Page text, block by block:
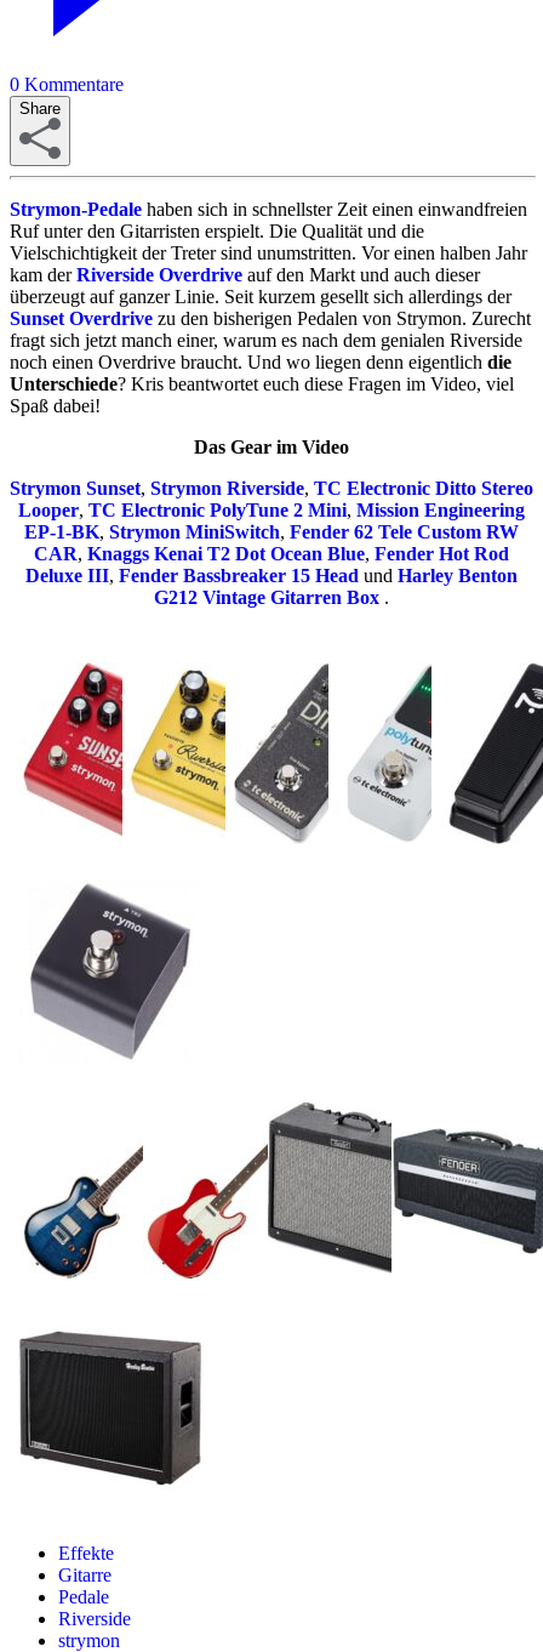
0 Kommentare
Share
Strymon-Pedale haben sich in schnellster Zeit einen einwandfreien
Ruf unter den Gitarristen erspielt. Die Qualität und die
Vielschichtigkeit der Treter sind unumstritten. Vor einen halben Jahr
kam derRiverside Overdrive auf den Markt und auch dieser
überzeugt auf ganzer Linie. Seit kurzem gesellt sich allerdings der
Sunset Overdrive zu den bisherigen Pedalen von Strymon. Zurecht
fragt sich jetzt manch einer, warum es nach dem genialen Riverside
noch einen Overdrive braucht. Und wo liegen denn eigentlich die
Unterschiede? Kris beantwortet euch diese Fragen im Video, viel
Spaß dabei!
Das Gear im Video
Strymon Sunset, Strymon Riverside, TC Electronic Ditto Stereo
Looper, TC Electronic PolyTune 2 Mini, Mission Engineering
EP-1-BK, Strymon MiniSwitch, Fender 62 Tele Custom RW
CAR, Knaggs Kenai T2 Dot Ocean Blue, Fender Hot Rod
Deluxe III, Fender Bassbreaker 15 Head und Harley Benton
G212 Vintage Gitarren Box .
Effekte
Gitarre
Pedale
Riverside
strymon